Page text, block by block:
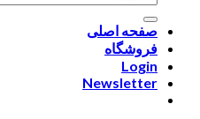
صفحه اصلی
فروشگاه
Login
Newsletter